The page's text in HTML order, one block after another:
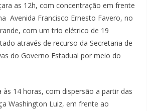
as 12h, com concentração em frente
Avenida Francisco Ernesto Favero, no
com um trio elétrico de 19
através de recurso da Secretaria de
do Governo Estadual por meio do
às 14 horas, com dispersão a partir das
Washington Luiz, em frente ao